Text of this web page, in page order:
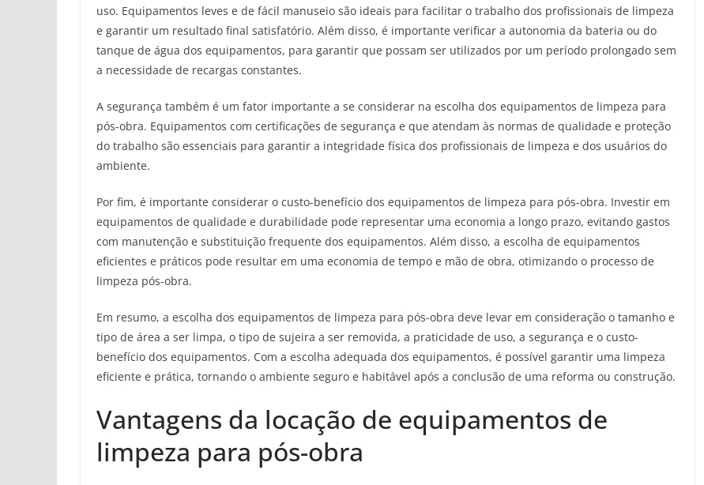
uso. Equipamentos leves e de fácil manuseio são ideais para facilitar o trabalho dos profissionais de limpeza
e garantir um resultado final satisfatório. Além disso, é importante verificar a autonomia da bateria ou do
tanque de água dos equipamentos, para garantir que possam ser utilizados por um período prolongado sem
a necessidade de recargas constantes.
A segurança também é um fator importante a se considerar na escolha dos equipamentos de limpeza para
pós-obra. Equipamentos com certificações de segurança e que atendam às normas de qualidade e proteção
do trabalho são essenciais para garantir a integridade física dos profissionais de limpeza e dos usuários do
ambiente.
Por fim, é importante considerar o custo-benefício dos equipamentos de limpeza para pós-obra. Investir em
equipamentos de qualidade e durabilidade pode representar uma economia a longo prazo, evitando gastos
com manutenção e substituição frequente dos equipamentos. Além disso, a escolha de equipamentos
eficientes e práticos pode resultar em uma economia de tempo e mão de obra, otimizando o processo de
limpeza pós-obra.
Em resumo, a escolha dos equipamentos de limpeza para pós-obra deve levar em consideração o tamanho e
tipo de área a ser limpa, o tipo de sujeira a ser removida, a praticidade de uso, a segurança e o custo-
benefício dos equipamentos. Com a escolha adequada dos equipamentos, é possível garantir uma limpeza
eficiente e prática, tornando o ambiente seguro e habitável após a conclusão de uma reforma ou construção.
Vantagens da locação de equipamentos de
limpeza para pós-obra